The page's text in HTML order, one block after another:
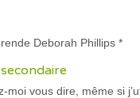
Deborah Phillips *
moi vous dire, même si